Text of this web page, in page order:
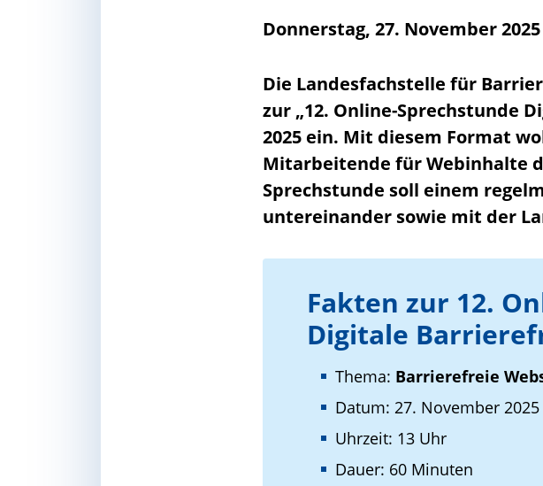
Donnerstag, 27. November 2025
Die Landesfachstelle für
zur „12. Online-Sprechstunde
2025 ein. Mit diesem Format
Mitarbeitende für Webinhalte
Sprechstunde soll einem
untereinander sowie mit der
Fakten zur 12.
Digitale
Thema: Barrierefreie
Datum: 27. November 2025
Uhrzeit: 13 Uhr
Dauer: 60 Minuten